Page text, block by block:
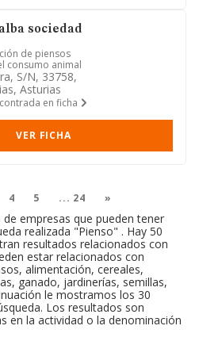
sociedad
de piensos
consumo animal
S/n, 33758,
Asturias
en ficha
VER FICHA
4 5 ... 24 »
empresas que pueden tener
realizada "Pienso" . Hay 50
resultados relacionados con
estar relacionados con
alimentación, cereales,
ganado, jardinerías, semillas,
le mostramos los 30
Los resultados son
en la actividad o la denominación